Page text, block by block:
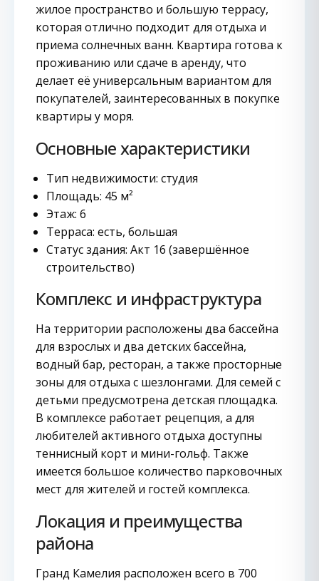
жилое пространство и большую террасу,
которая отлично подходит для отдыха и
приема солнечных ванн. Квартира готова к
проживанию или сдаче в аренду, что
делает её универсальным вариантом для
покупателей, заинтересованных в покупке
квартиры у моря.
Основные характеристики
Тип недвижимости: студия
Площадь: 45 м²
Этаж: 6
Терраса: есть, большая
Статус здания: Акт 16 (завершённое
строительство)
Комплекс и инфраструктура
На территории расположены два бассейна
для взрослых и два детских бассейна,
водный бар, ресторан, а также просторные
зоны для отдыха с шезлонгами. Для семей с
детьми предусмотрена детская площадка.
В комплексе работает рецепция, а для
любителей активного отдыха доступны
теннисный корт и мини-гольф. Также
имеется большое количество парковочных
мест для жителей и гостей комплекса.
Локация и преимущества
района
Гранд Камелия расположен всего в 700